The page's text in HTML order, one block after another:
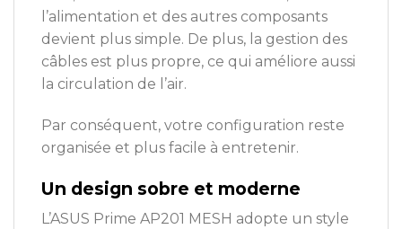
l’alimentation et des autres composants
devient plus simple. De plus, la gestion des
câbles est plus propre, ce qui améliore aussi
la circulation de l’air.
Par conséquent, votre configuration reste
organisée et plus facile à entretenir.
Un design sobre et moderne
L’ASUS Prime AP201 MESH adopte un style